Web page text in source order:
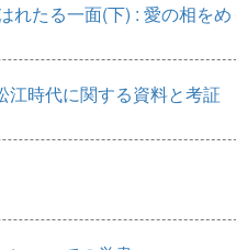
れたる一面(下) : 愛の相を
江時代に関する資料と考証